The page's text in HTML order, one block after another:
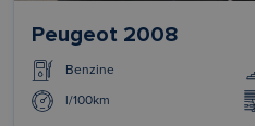
Peugeot 2008
Benzine
l/100km